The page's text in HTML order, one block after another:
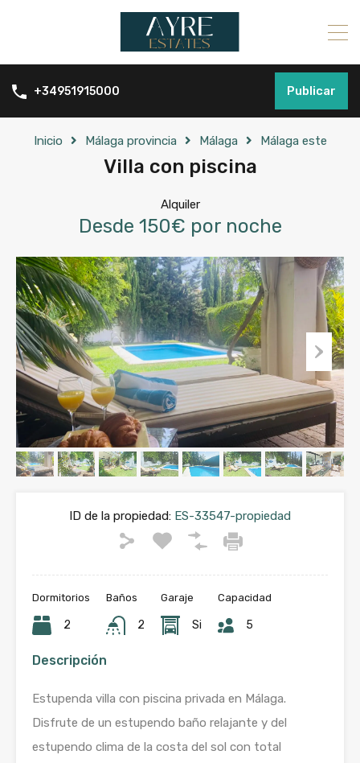
+34951915000 Publicar
Inicio Málaga provincia Málaga Málaga este
Villa con piscina
Alquiler
Desde 150€ por noche
ID de la propiedad: ES-33547-propiedad
Dormitorios
2
Baños
2
Garaje
Si
Capacidad
5
Descripción
Estupenda villa con piscina privada en Málaga.
Disfrute de un estupendo baño relajante y del
estupendo clima de la costa del sol con total